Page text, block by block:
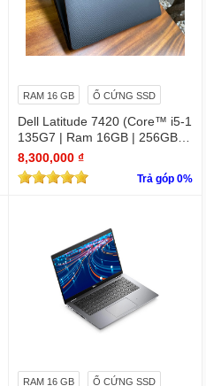
RAM 16 GB Ổ CỨNG SSD
Dell Latitude 7420 (Core™ i5-1
135G7 | Ram 16GB | 256GB S
SD | 14.0inch FHD)
8,300,000 ₫
Trả góp 0%
RAM 16 GB Ổ CỨNG SSD